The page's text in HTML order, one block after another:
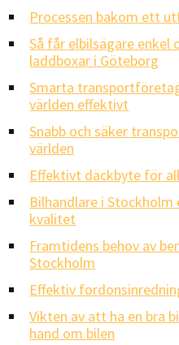
Processen bakom ett
Så får elbilsägare enkel
laddboxar i Göteborg
Smarta
världen effektivt
Snabb och säker
världen
Effektivt däckbyte för
Bilhandlare i
kvalitet
Framtidens behov av
Stockholm
Effektiv
Vikten av att ha en bra
hand om bilen